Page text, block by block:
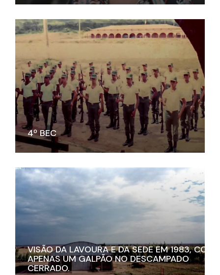
4º BEC
VISÃO DA LAVOURA E DA SEDE EM 1983, COM
APENAS UM GALPÃO NO DESCAMPADO
CERRADO.